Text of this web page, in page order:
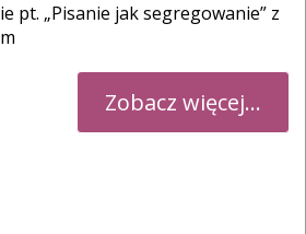
pt. „Pisanie jak segregowanie” z
Zobacz więcej...